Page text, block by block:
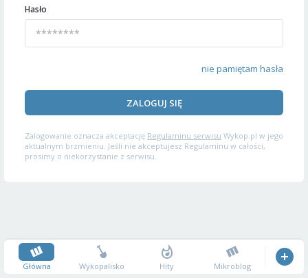
Hasło
nie pamiętam hasła
ZALOGUJ SIĘ
Zalogowanie oznacza akceptację Regulaminu serwisu Wykop.pl w jego
aktualnym brzmieniu. Jeśli nie akceptujesz Regulaminu w całości,
prosimy o niekorzystanie z serwisu.
Główna Wykopalisko Hity Mikroblog